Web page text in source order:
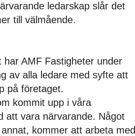
ledarskap slår det
till välmående.
AMF Fastigheter under
av alla ledare med syfte att
på företaget.
kommit upp i våra
att vara närvarande. Något
kommer att arbeta med